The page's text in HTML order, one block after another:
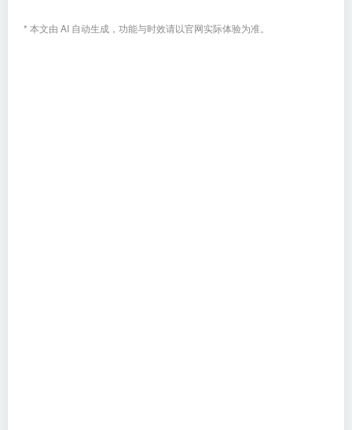
* 本文由 AI 自动生成，功能与时效请以官网实际体验为准。